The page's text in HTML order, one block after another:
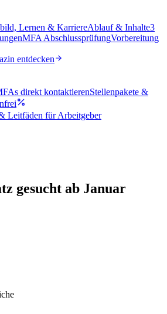
Lernen & KarriereAblauf & Inhalte3
MFA AbschlussprüfungVorbereitung
entdecken
direkt kontaktierenStellenpakete &
Leitfäden für Arbeitgeber
gesucht ab Januar